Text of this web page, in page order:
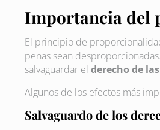
Importancia del
El principio de
penas sean
salvaguardar el derecho de
Algunos de los efectos más
Salvaguardo de los